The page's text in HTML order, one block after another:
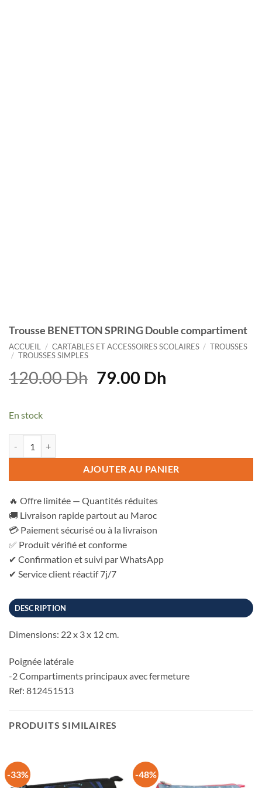
Trousse BENETTON SPRING Double compartiment
ACCUEIL / CARTABLES ET ACCESSOIRES SCOLAIRES / TROUSSES
/ TROUSSES SIMPLES
120.00Dh Le
79.00 DhLe
En stock
AJOUTER AU PANIER
🔥 Offre limitée — Quantités réduites
🚚 Livraison rapide partout au Maroc
💳 Paiement sécurisé ou à la livraison
✅ Produit vérifié et conforme
✔ Confirmation et suivi par WhatsApp
✔ Service client réactif 7j/7
DESCRIPTION
Dimensions: 22 x 3 x 12 cm.
Poignée latérale
-2 Compartiments principaux avec fermeture
Ref: 812451513
PRODUITS SIMILAIRES
-33% -48%